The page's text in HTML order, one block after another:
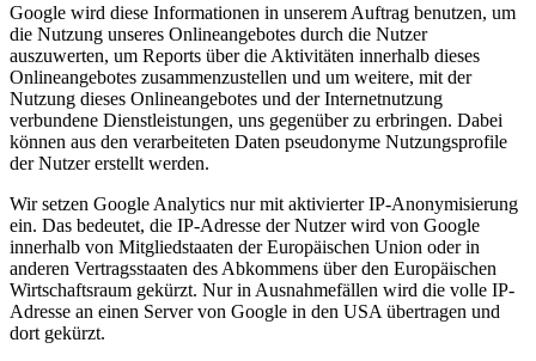
Google wird diese Informationen in unserem Auftrag benutzen, um
die Nutzung unseres Onlineangebotes durch die Nutzer
auszuwerten, um Reports über die Aktivitäten innerhalb dieses
Onlineangebotes zusammenzustellen und um weitere, mit der
Nutzung dieses Onlineangebotes und der Internetnutzung
verbundene Dienstleistungen, uns gegenüber zu erbringen. Dabei
können aus den verarbeiteten Daten pseudonyme Nutzungsprofile
der Nutzer erstellt werden.
Wir setzen Google Analytics nur mit aktivierter IP-Anonymisierung
ein. Das bedeutet, die IP-Adresse der Nutzer wird von Google
innerhalb von Mitgliedstaaten der Europäischen Union oder in
anderen Vertragsstaaten des Abkommens über den Europäischen
Wirtschaftsraum gekürzt. Nur in Ausnahmefällen wird die volle IP-
Adresse an einen Server von Google in den USA übertragen und
dort gekürzt.